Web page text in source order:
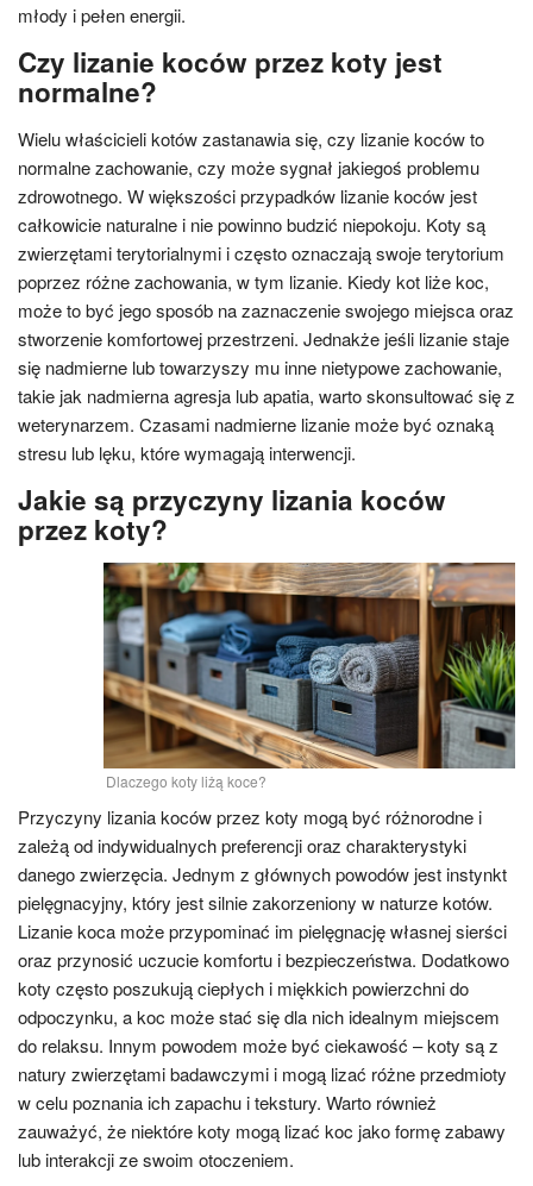
młody i pełen energii.
Czy lizanie koców przez koty jest
normalne?
Wielu właścicieli kotów zastanawia się, czy lizanie koców to
normalne zachowanie, czy może sygnał jakiegoś problemu
zdrowotnego. W większości przypadków lizanie koców jest
całkowicie naturalne i nie powinno budzić niepokoju. Koty są
zwierzętami terytorialnymi i często oznaczają swoje terytorium
poprzez różne zachowania, w tym lizanie. Kiedy kot liże koc,
może to być jego sposób na zaznaczenie swojego miejsca oraz
stworzenie komfortowej przestrzeni. Jednakże jeśli lizanie staje
się nadmierne lub towarzyszy mu inne nietypowe zachowanie,
takie jak nadmierna agresja lub apatia, warto skonsultować się z
weterynarzem. Czasami nadmierne lizanie może być oznaką
stresu lub lęku, które wymagają interwencji.
Jakie są przyczyny lizania koców
przez koty?
Dlaczego koty liżą koce?
Przyczyny lizania koców przez koty mogą być różnorodne i
zależą od indywidualnych preferencji oraz charakterystyki
danego zwierzęcia. Jednym z głównych powodów jest instynkt
pielęgnacyjny, który jest silnie zakorzeniony w naturze kotów.
Lizanie koca może przypominać im pielęgnację własnej sierści
oraz przynosić uczucie komfortu i bezpieczeństwa. Dodatkowo
koty często poszukują ciepłych i miękkich powierzchni do
odpoczynku, a koc może stać się dla nich idealnym miejscem
do relaksu. Innym powodem może być ciekawość – koty są z
natury zwierzętami badawczymi i mogą lizać różne przedmioty
w celu poznania ich zapachu i tekstury. Warto również
zauważyć, że niektóre koty mogą lizać koc jako formę zabawy
lub interakcji ze swoim otoczeniem.